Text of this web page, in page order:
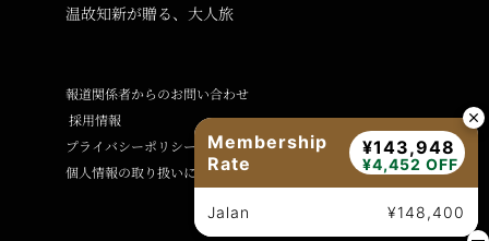
温故知新が贈る、大人旅
報道関係者からのお問い合わせ
採用情報
プライバシーポリシー
個人情報の取り扱いに関するご案内
Membership
Rate
¥143,948
¥4,452 OFF
Jalan ¥148,400